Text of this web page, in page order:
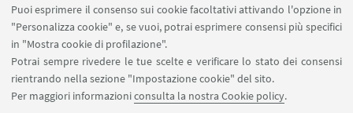
Puoi esprimere il consenso sui cookie facoltativi attivando l'opzione in
"Personalizza cookie" e, se vuoi, potrai esprimere consensi più specifici
in "Mostra cookie di profilazione".
Potrai sempre rivedere le tue scelte e verificare lo stato dei consensi
rientrando nella sezione "Impostazione cookie" del sito.
Per maggiori informazioniconsulta la nostra Cookie policy.
SEGUI UNIBO SU:
APP: